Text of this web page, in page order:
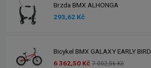
Brzda BMX ALHONGA
293,62 Kč
Bicykel BMX GALAXY EARLY BIRD
6 362,50 Kč 7 002,56 Kč